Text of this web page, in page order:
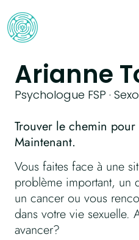
Arianne
Psychologue FSP ·
Trouver le chemin
Maintenant.
Vous faites face à une
problème important, un
un cancer ou vous
dans votre vie sexuelle.
avancer?